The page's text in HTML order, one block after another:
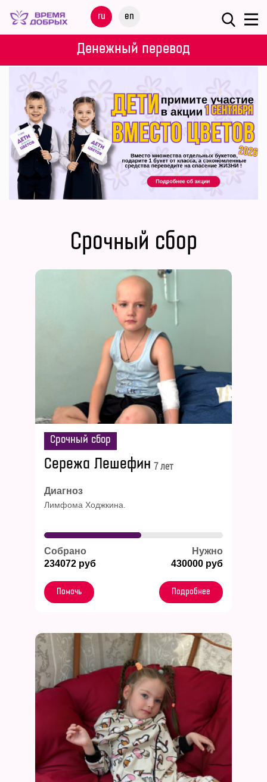
ru en
Меню
НАШИ
ДЕТИ
ПРОГРАММЫ
ПАРТНЕРАМ
БЛОГ
Денежный перевод
Срочный сбор
Срочный сбор
Сережа Лешефин 7 лет
Диагноз
Лимфома Ходжкина.
Собрано
234072 руб
Нужно
430000 руб
Помочь Подробнее